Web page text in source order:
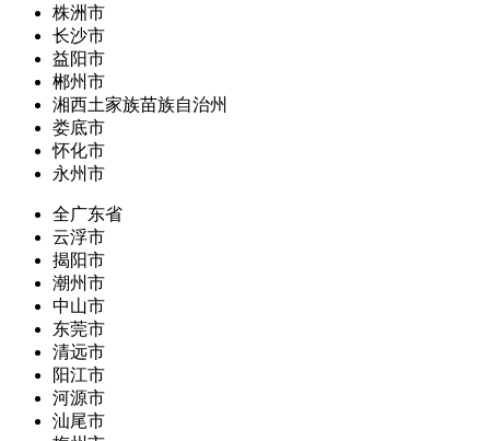
株洲市
长沙市
益阳市
郴州市
湘西土家族苗族自治州
娄底市
怀化市
永州市
全广东省
云浮市
揭阳市
潮州市
中山市
东莞市
清远市
阳江市
河源市
汕尾市